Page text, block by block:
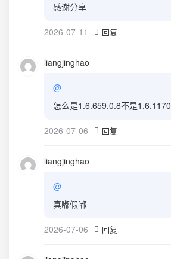
感谢分享
2026-07-11 回复
liangjinghao
@
怎么是1.6.659.0.8不是1.6.1170
2026-07-06 回复
liangjinghao
@
真嘟假嘟
2026-07-06 回复